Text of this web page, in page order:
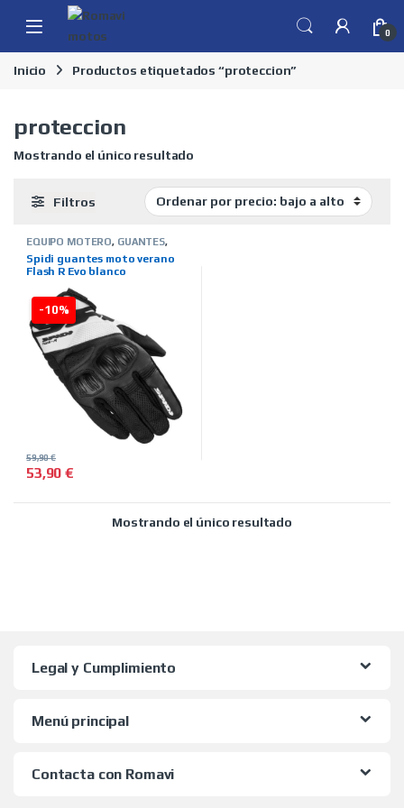
Skip to navigation
Skip to content
0
Inicio Productos etiquetados “proteccion”
proteccion
Mostrando el único resultado
Filtros
-10%
EQUIPO MOTERO, GUANTES,
ON LINE,VERANO
Spidi guantes moto verano
Flash R Evo blanco
53,90€
59,90€
Este producto tiene múltiples variantes. Las opciones se
Mostrando el único resultado
Legal y Cumplimiento
Menú principal
Contacta con Romavi